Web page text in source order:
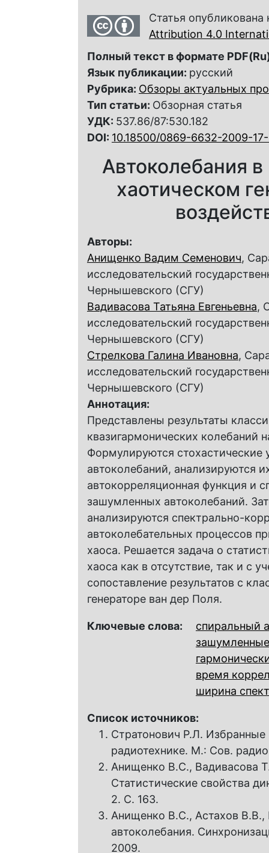
Статья
Attribution 4.0
Полный текст в формате
Язык публикации: русский
Рубрика: Обзоры актуальных
Тип статьи: Обзорная статья
УДК: 537.86/87:530.182
DOI: 10.18500/0869-6632-2009-
Автоколебания
хаотическом
Авторы:
Анищенко Вадим Семенович,
исследовательский
Чернышевского (СГУ)
Вадивасова Татьяна Евгеньевна,
исследовательский
Чернышевского (СГУ)
Стрелкова Галина Ивановна,
исследовательский
Чернышевского (СГУ)
Аннотация:
Представлены результаты
квазигармонических колебаний
Формулируются
автоколебаний, анализируются
автокорреляционная функция и
зашумленных автоколебаний.
анализируются спектрально-
автоколебательных процессов
хаоса. Решается задача о
хаоса как в отсутствие, так и с
сопоставление результатов с
генераторе ван дер Поля.
Ключевые слова:
спиральный
время
ширина
Список источников:
Стратонович Р.Л.
радиотехнике. М.: Сов.
Анищенко В.С., Вадивасова
Статистические свойства
2. С. 163.
Анищенко В.С., Астахов В.В.,
автоколебания.
2009.